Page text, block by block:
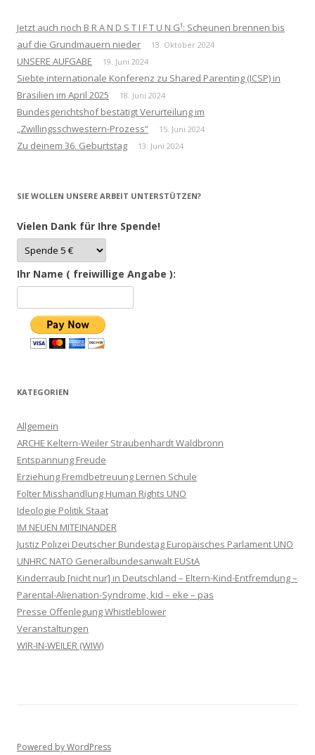
Jetzt auch noch B R A N D S T I F T U N G¹: Scheunen brennen bis
auf die Grundmauern nieder
13. Oktober 2024
UNSERE AUFGABE 19. Juni 2024
Siebte internationale Konferenz zu Shared Parenting (ICSP) in
Brasilien im April 2025
18. Juni 2024
Bundesgerichtshof bestätigt Verurteilung im
„Zwillingsschwestern-Prozess“
15. Juni 2024
Zu deinem 36. Geburtstag 13. Juni 2024
SIE WOLLEN UNSERE ARBEIT UNTERSTÜTZEN?
Vielen Dank für Ihre Spende!
Ihr Name ( freiwillige Angabe ):
KATEGORIEN
Allgemein
ARCHE Keltern-Weiler Straubenhardt Waldbronn
Entspannung Freude
Erziehung Fremdbetreuung Lernen Schule
Folter Misshandlung Human Rights UNO
Ideologie Politik Staat
IM NEUEN MITEINANDER
Justiz Polizei Deutscher Bundestag Europäisches Parlament UNO
UNHRC NATO Generalbundesanwalt EUStA
Kinderraub [nicht nur] in Deutschland – Eltern-Kind-Entfremdung –
Parental-Alienation-Syndrome, kid – eke – pas
Presse Offenlegung Whistleblower
Veranstaltungen
WIR-IN-WEILER (WIW)
Powered by WordPress